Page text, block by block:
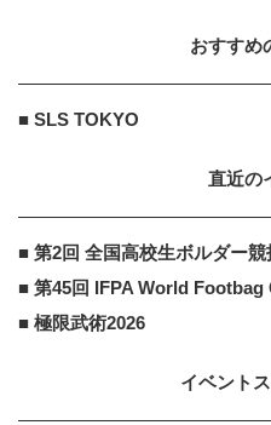
おすすめ
■ SLS TOKYO
直近の
■ 第2回 全国高校生ボルダー競
■ 第45回 IFPA World
■ 極限武術2026
イベント